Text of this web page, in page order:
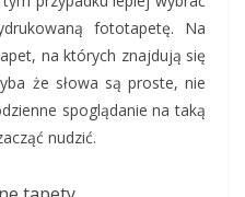
fototapetę. Na
na których znajdują się
że słowa są proste, nie
spoglądanie na taką
nudzić.